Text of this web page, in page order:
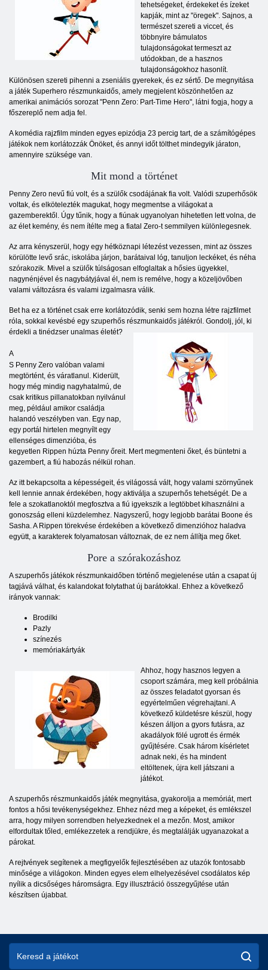
tehetségeket, érdekeket és ízeket
kapják, mint az "öregek". Sajnos, a
természet szereti a viccet, és
többnyire bámulatos
tulajdonságokat termeszt az
utódokban, de a hasznos
tulajdonságokhoz hasonlít.
Különösen szereti pihenni a zseniális gyerekek, és ez sértő. De megnyitása
a játék Superhero részmunkaidős, amely megjelent köszönhetően az
amerikai animációs sorozat "Penn Zero: Part-Time Hero", látni fogja, hogy a
főszereplő nem adja fel.
A komédia rajzfilm minden egyes epizódja 23 percig tart, de a számítógépes
játékok nem korlátozzák Önöket, és annyi időt tölthet mindegyik járaton,
amennyire szüksége van.
Mit mond a történet
Penny Zero nevű fiú volt, és a szülők csodájának fia volt. Valódi szuperhősök
voltak, és elkötelezték magukat, hogy megmentse a világokat a
gazemberektől. Úgy tűnik, hogy a fiúnak ugyanolyan hihetetlen lett volna, de
az élet kemény, és nem ítélte meg a fiatal Zero-t semmilyen különlegesnek.
Az arra kényszerül, hogy egy hétköznapi létezést vezessen, mint az összes
körülötte levő srác, iskolába járjon, barátaival lóg, tanuljon leckéket, és néha
szórakozik. Mivel a szülők túlságosan elfoglaltak a hősies ügyekkel,
nagynénjével és nagybátyjával él, nem is remélve, hogy a közeljövőben
valami változásra és valami izgalmasra válik.
Bet ha ez a történet csak erre korlátozódik, senki sem hozna létre rajzfilmet
róla, sokkal kevésbé egy szuperhős részmunkaidős játékról. Gondolj, jól, ki
érdekli a tinédzser unalmas életét?
A
S Penny Zero valóban valami
megtörtént, és váratlanul. Kiderült,
hogy még mindig nagyhatalmú, de
csak kritikus pillanatokban nyilvánul
meg, például amikor családja
halandó veszélyben van. Egy nap,
egy portál hirtelen megnyílt egy
ellenséges dimenzióba, és
kegyetlen Rippen húzta Penny őreit. Mert megmenteni őket, és büntetni a
gazembert, a fiú habozás nélkül rohan.
Az itt bekapcsolta a képességeit, és világossá vált, hogy valami szörnyűnek
kell lennie annak érdekében, hogy aktiválja a szuperhős tehetségét. De a
fele a szokatlanoktól megfosztva a fiú igyekszik a legtöbbet kihasználni a
gonoszság elleni küzdelemhez. Nagyszerű, hogy legjobb barátai Boone és
Sasha. A Rippen törekvése érdekében a következő dimenzióhoz haladva
együtt, a karakterek folyamatosan változnak, de ez nem állítja meg őket.
Pore a szórakozáshoz
A szuperhős játékok részmunkaidőben történő megjelenése után a csapat új
tagjává válhat, és kalandokat folytathat új barátokkal. Ehhez a következő
irányok vannak:
Brodilki
Pazly
színezés
memóriakártyák
Ahhoz, hogy hasznos legyen a
csoport számára, meg kell próbálnia
az összes feladatot gyorsan és
egyértelműen végrehajtani. A
következő küldetésre készül, hogy
készen álljon a gyors futásra, az
akadályok fölé ugrott és érmék
gyűjtésére. Csak három kísérletet
adnak neki, és ha mindent
eltöltenek, újra kell játszani a
játékot.
A szuperhős részmunkaidős játék megnyitása, gyakorolja a memóriát, mert
fontos a hősi tevékenységekhez. Ehhez nézd meg a képeket, és emlékszel
arra, hogy milyen sorrendben helyezkednek el a mezőn. Most, amikor
elfordultak tőled, emlékezzetek a rendjükre, és megtalálják ugyanazokat a
párokat.
A rejtvények segítenek a megfigyelők fejlesztésében az utazók fontosabb
minősége a világokon. Minden egyes elem elhelyezésével csodálatos kép
nyílik a dicsőséges háromságra. Egy illusztráció összegyűjtése után
készítsen újabbat.